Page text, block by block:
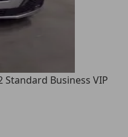
Standard Business VIP